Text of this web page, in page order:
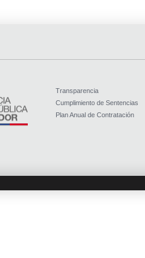
Transparencia
Cumplimiento de Sentencias
Plan Anual de Contratación